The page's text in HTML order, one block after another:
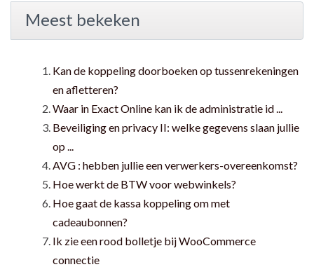
Meest bekeken
Kan de koppeling doorboeken op tussenrekeningen
en afletteren?
Waar in Exact Online kan ik de administratie id ...
Beveiliging en privacy II: welke gegevens slaan jullie
op ...
AVG : hebben jullie een verwerkers-overeenkomst?
Hoe werkt de BTW voor webwinkels?
Hoe gaat de kassa koppeling om met
cadeaubonnen?
Ik zie een rood bolletje bij WooCommerce
connectie